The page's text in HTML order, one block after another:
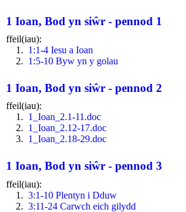
1 Ioan, Bod yn siŵr - pennod 1
ffeil(iau):
1:1-4 Iesu a Ioan
1:5-10 Byw yn y golau
1 Ioan, Bod yn siŵr - pennod 2
ffeil(iau):
1_Ioan_2.1-11.doc
1_Ioan_2.12-17.doc
1_Ioan_2.18-29.doc
1 Ioan, Bod yn siŵr - pennod 3
ffeil(iau):
3:1-10 Plentyn i Dduw
3:11-24 Carwch eich gilydd